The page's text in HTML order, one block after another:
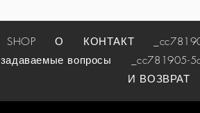
SHOP О КОНТАКТ
задаваемые вопросы _cc781905-
И ВОЗВРАТ